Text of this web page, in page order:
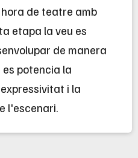
de teatre amb
etapa la veu es
de manera
potencia la
i la
l'escenari.